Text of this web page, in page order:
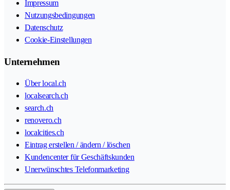
Impressum
Nutzungsbedingungen
Datenschutz
Cookie-Einstellungen
Unternehmen
Über local.ch
localsearch.ch
search.ch
renovero.ch
localcities.ch
Eintrag erstellen / ändern / löschen
Kundencenter für Geschäftskunden
Unerwünschtes Telefonmarketing